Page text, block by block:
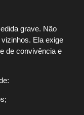
grave. Não
Ela exige
de convivência e